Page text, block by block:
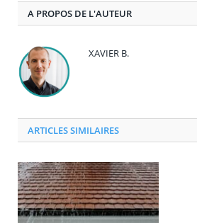
A PROPOS DE L'AUTEUR
XAVIER B.
ARTICLES SIMILAIRES